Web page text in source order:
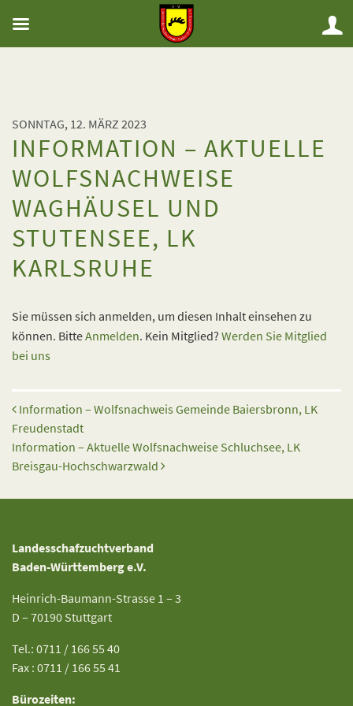
SONNTAG, 12. MÄRZ 2023
INFORMATION – AKTUELLE
WOLFSNACHWEISE
WAGHÄUSEL UND
STUTENSEE, LK
KARLSRUHE
Sie müssen sich anmelden, um diesen Inhalt einsehen zu
können. BitteAnmelden. Kein Mitglied? Werden Sie Mitglied
bei uns
Beitrags-Navigation
Information – Wolfsnachweis Gemeinde Baiersbronn, LK
Freudenstadt
Information – Aktuelle Wolfsnachweise Schluchsee, LK
Breisgau-Hochschwarzwald
Landesschafzuchtverband
Baden-Württemberg e.V.
Heinrich-Baumann-Strasse 1 – 3
D – 70190 Stuttgart
Tel.: 0711 / 166 55 40
Fax : 0711 / 166 55 41
Bürozeiten: